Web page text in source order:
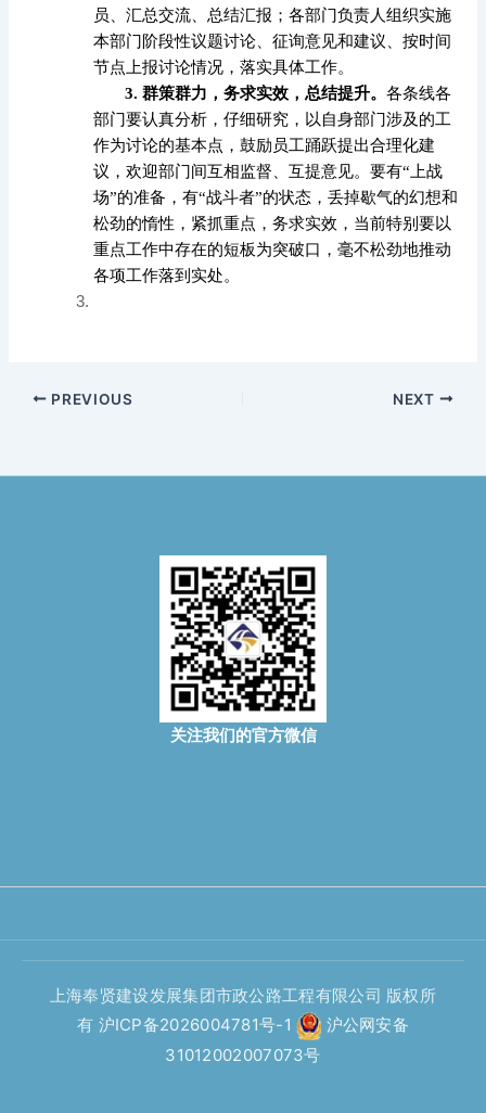
员、汇总交流、总结汇报；各部门负责人组织实施
本部门阶段性议题讨论、征询意见和建议、按时间
节点上报讨论情况，落实具体工作。
3. 群策群力，务求实效，总结提升。各条线各
部门要认真分析，仔细研究，以自身部门涉及的工
作为讨论的基本点，鼓励员工踊跃提出合理化建
议，欢迎部门间互相监督、互提意见。要有“上战
场”的准备，有“战斗者”的状态，丢掉歇气的幻想和
松劲的惰性，紧抓重点，务求实效，当前特别要以
重点工作中存在的短板为突破口，毫不松劲地推动
各项工作落到实处。
PREVIOUS NEXT
关注我们的官方微信
上海奉贤建设发展集团市政公路工程有限公司 版权所
有 沪ICP备2026004781号-1
沪公网安备
31012002007073号